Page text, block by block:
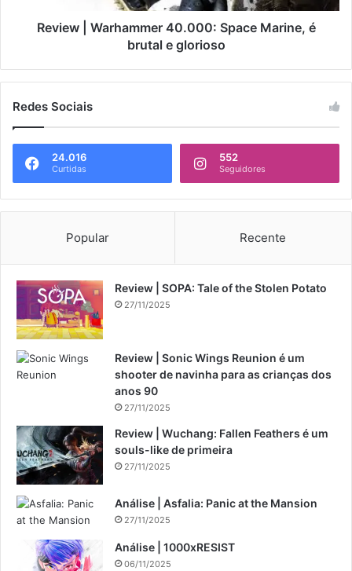
Review | Warhammer 40.000: Space Marine, é
brutal e glorioso
Redes Sociais
24.016
Curtidas
552
Seguidores
Popular Recente
Review | SOPA: Tale of the Stolen Potato
27/11/2025
Review | Sonic Wings Reunion é um
shooter de navinha para as crianças dos
anos 90
27/11/2025
Review | Wuchang: Fallen Feathers é um
souls-like de primeira
27/11/2025
Análise | Asfalia: Panic at the Mansion
27/11/2025
Análise | 1000xRESIST
06/11/2025